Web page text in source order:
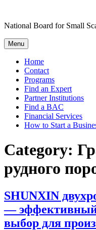
content
National Board for Small
Menu
Home
Contact
Programs
Find an Expert
Partner Institutions
Find a BAC
Financial Services
How to Start a
Category:
рудного
SHUNXIN
— эффективный
выбор для